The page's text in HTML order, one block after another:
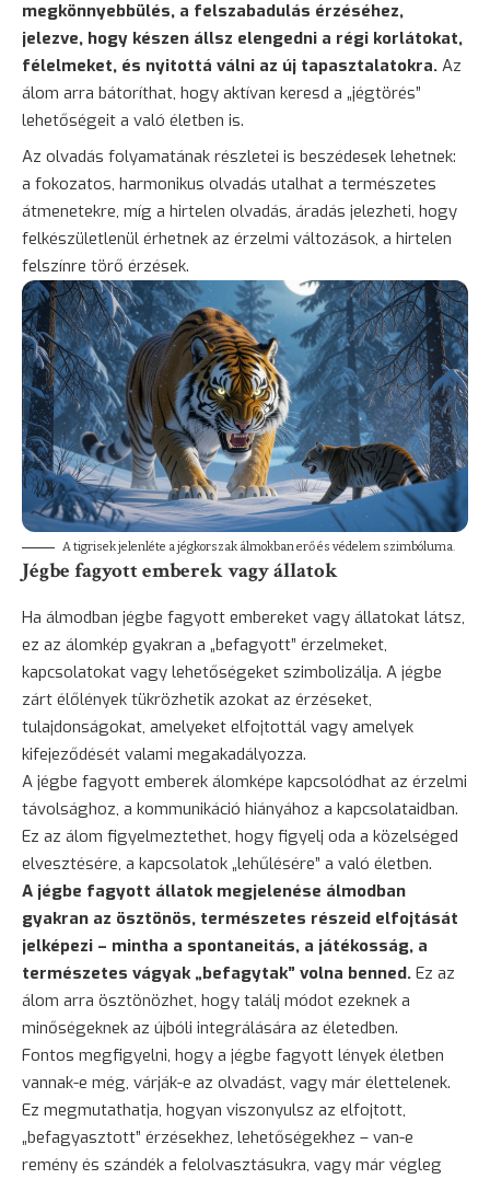
megkönnyebbülés, a felszabadulás érzéséhez,
jelezve, hogy készen állsz elengedni a régi korlátokat,
félelmeket, és nyitottá válni az új tapasztalatokra. Az
álom arra bátoríthat, hogy aktívan keresd a „jégtörés”
lehetőségeit a való életben is.
Az olvadás folyamatának részletei is beszédesek lehetnek:
a fokozatos, harmonikus olvadás utalhat a természetes
átmenetekre, míg a hirtelen olvadás, áradás jelezheti, hogy
felkészületlenül érhetnek az érzelmi változások, a hirtelen
felszínre törő érzések.
A tigrisek jelenléte a jégkorszak álmokban erő és védelem szimbóluma.
Jégbe fagyott emberek vagy állatok
Ha álmodban jégbe fagyott embereket vagy állatokat látsz,
ez az álomkép gyakran a „befagyott” érzelmeket,
kapcsolatokat vagy lehetőségeket szimbolizálja. A jégbe
zárt élőlények tükrözhetik azokat az érzéseket,
tulajdonságokat, amelyeket elfojtottál vagy amelyek
kifejeződését valami megakadályozza.
A jégbe fagyott emberek álomképe kapcsolódhat az érzelmi
távolsághoz, a kommunikáció hiányához a kapcsolataidban.
Ez az álom figyelmeztethet, hogy figyelj oda a közelséged
elvesztésére, a kapcsolatok „lehűlésére” a való életben.
A jégbe fagyott állatok megjelenése álmodban
gyakran az ösztönös, természetes részeid elfojtását
jelképezi – mintha a spontaneitás, a játékosság, a
természetes vágyak „befagytak” volna benned. Ez az
álom arra ösztönözhet, hogy találj módot ezeknek a
minőségeknek az újbóli integrálására az életedben.
Fontos megfigyelni, hogy a jégbe fagyott lények életben
vannak-e még, várják-e az olvadást, vagy már élettelenek.
Ez megmutathatja, hogyan viszonyulsz az elfojtott,
„befagyasztott” érzésekhez, lehetőségekhez – van-e
remény és szándék a felolvasztásukra, vagy már végleg